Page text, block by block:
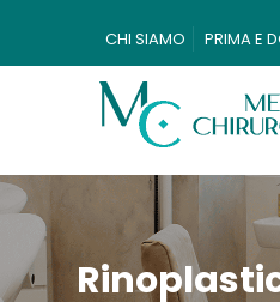
CHI SIAMO PRIMA E